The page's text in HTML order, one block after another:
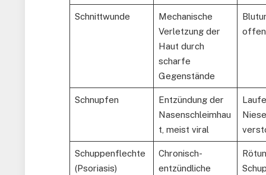
Schnittwunde
Mechanische
Verletzung der
Haut durch
scharfe
Gegenstände
Schnupfen
Entzündung der
Nasenschleimhau
t, meist viral
Schuppenflechte
(Psoriasis)
Chronisch-
entzündliche